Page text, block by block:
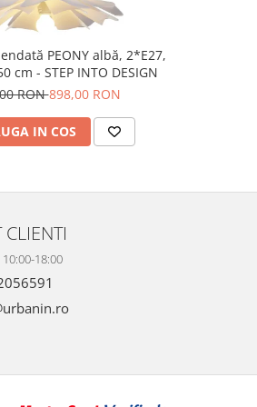
PEONY albă, 2*E27,
cm - STEP INTO DESIGN
RON898,00 RON
IN COS
18:00